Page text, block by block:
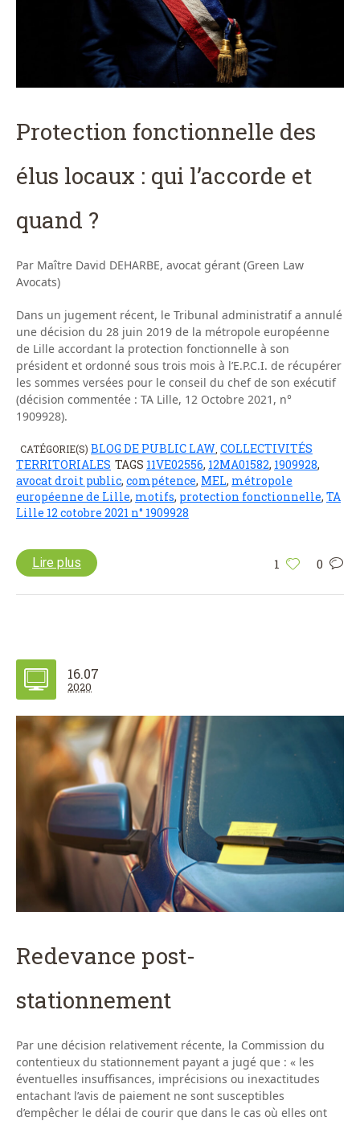
Protection fonctionnelle des
élus locaux : qui l’accorde et
quand ?
Par Maître David DEHARBE, avocat gérant (Green Law
Avocats)
Dans un jugement récent, le Tribunal administratif a annulé
une décision du 28 juin 2019 de la métropole européenne
de Lille accordant la protection fonctionnelle à son
président et ordonné sous trois mois à l’E.P.C.I. de récupérer
les sommes versées pour le conseil du chef de son exécutif
(décision commentée : TA Lille, 12 Octobre 2021, n°
1909928).
CATÉGORIE(S) BLOG DE PUBLIC LAW COLLECTIVITÉS
TERRITORIALES TAGS 11VE02556, 12MA01582, 1909928,
avocat droit public, compétence, MEL, métropole
européenne de Lille, motifs, protection fonctionnelle, TA
Lille 12 cotobre 2021 n° 1909928
1 0
Lire plus
16.07
2020
Redevance post-
stationnement
Par une décision relativement récente, la Commission du
contentieux du stationnement payant a jugé que : « les
éventuelles insuffisances, imprécisions ou inexactitudes
entachant l’avis de paiement ne sont susceptibles
d’empêcher le délai de courir que dans le cas où elles ont